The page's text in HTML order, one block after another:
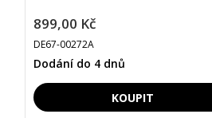
899,00 Kč
DE67-00272A
Dodání do 4 dnů